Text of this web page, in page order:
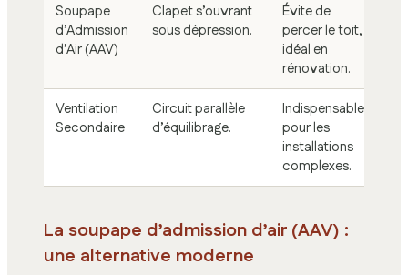
Soupape
d’Admission
d’Air (AAV)
Clapet s’ouvrant
sous dépression.
Évite de
percer le toit,
idéal en
rénovation.
Ventilation
Secondaire
Circuit parallèle
d’équilibrage.
Indispensable
pour les
installations
complexes.
La soupape d’admission d’air (AAV) :
une alternative moderne